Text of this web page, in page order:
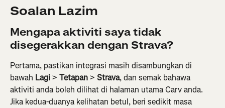
Soalan Lazim
Mengapa aktiviti saya tidak
disegerakkan dengan Strava?
Pertama, pastikan integrasi masih disambungkan di
bawah Lagi > Tetapan > Strava, dan semak bahawa
aktiviti anda boleh dilihat di halaman utama Carv anda.
Jika kedua-duanya kelihatan betul, beri sedikit masa